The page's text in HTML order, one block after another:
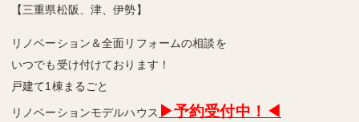
【三重県松阪、津、伊勢】
リノベーション＆全面リフォームの相談を
いつでも受け付けております！
戸建て1棟まるごと
リノベーションモデルハウス ▶予約受付中！◀